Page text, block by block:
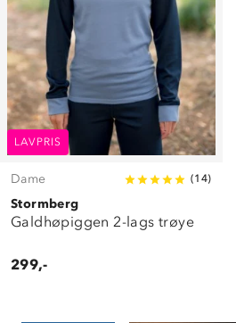
LAVPRIS
Dame (14)
Stormberg
Galdhøpiggen 2-lags trøye
299,-